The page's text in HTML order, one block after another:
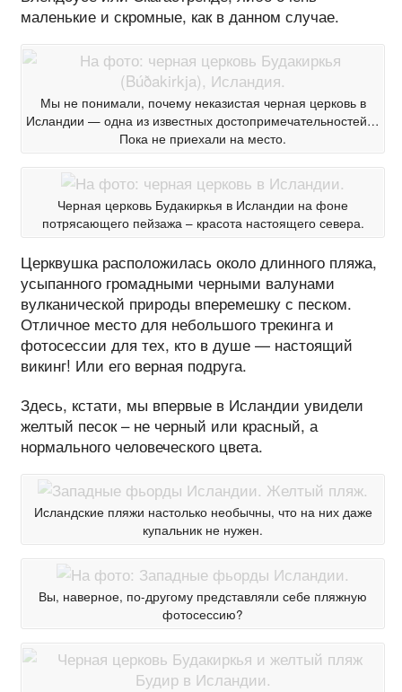
маленькие и скромные, как в данном случае.
Мы не понимали, почему неказистая черная церковь в
Исландии — одна из известных достопримечательностей…
Пока не приехали на место.
Черная церковь Будакиркья в Исландии на фоне
потрясающего пейзажа – красота настоящего севера.
Церквушка расположилась около длинного пляжа,
усыпанного громадными черными валунами
вулканической природы вперемешку с песком.
Отличное место для небольшого трекинга и
фотосессии для тех, кто в душе — настоящий
викинг! Или его верная подруга.
Здесь, кстати, мы впервые в Исландии увидели
желтый песок – не черный или красный, а
нормального человеческого цвета.
Исландские пляжи настолько необычны, что на них даже
купальник не нужен.
Вы, наверное, по-другому представляли себе пляжную
фотосессию?